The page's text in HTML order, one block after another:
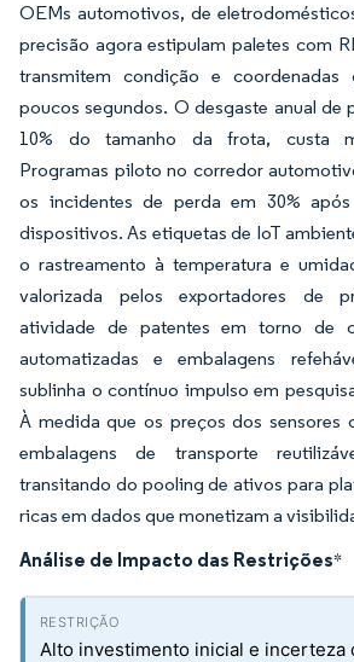
OEMs automotivos, de
precisão agora estipulam paletes com
transmitem condição e coordenadas
poucos segundos. O desgaste anual de
10% do tamanho da frota, custa
Programas piloto no corredor
os incidentes de perda em 30%
dispositivos. As etiquetas de IoT
o rastreamento à temperatura e
valorizada pelos exportadores de
atividade de patentes em torno de
automatizadas e embalagens
sublinha o contínuo impulso em
À medida que os preços dos sensores
embalagens de transporte
transitando do pooling de ativos para
ricas em dados que monetizam a
Análise de Impacto das Restrições*
Alto investimento inicial e incerteza